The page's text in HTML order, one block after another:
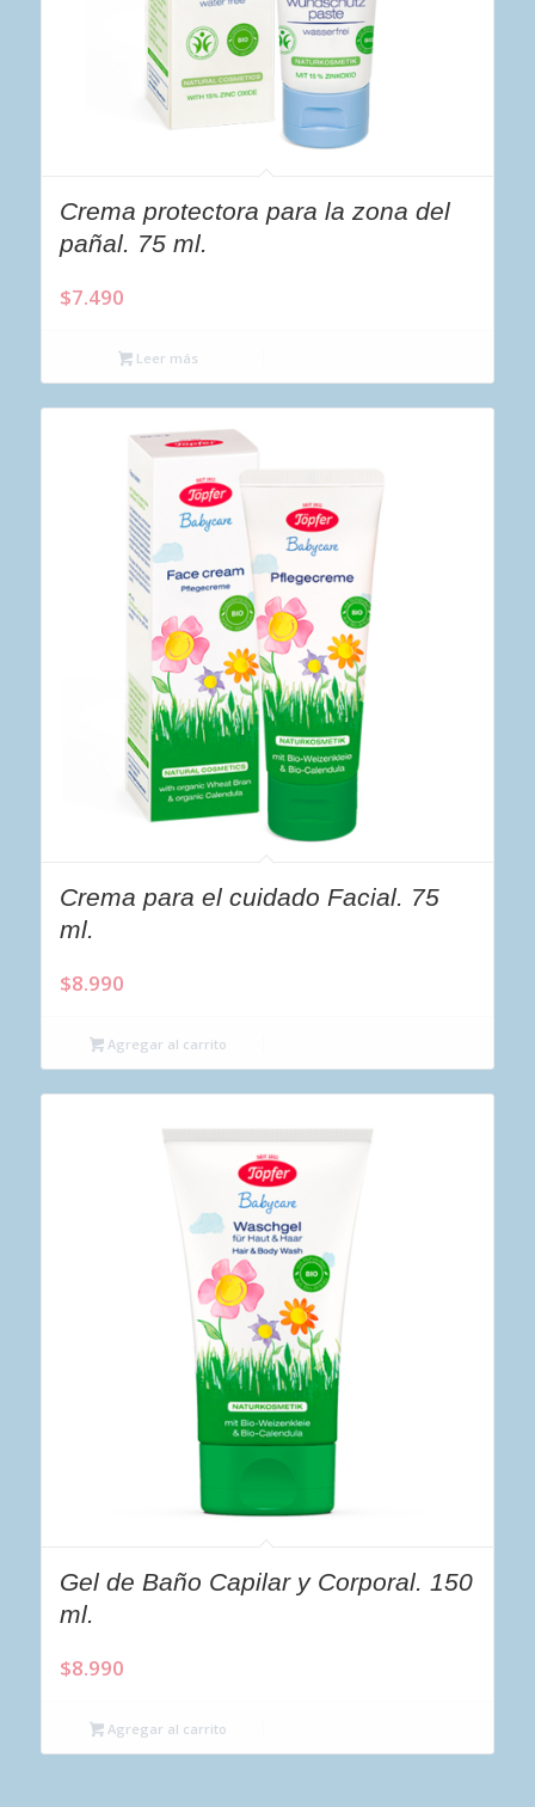
Crema protectora para la zona del
pañal. 75 ml.
$7.490
Leer más
Crema para el cuidado Facial. 75
ml.
$8.990
Agregar al carrito
Gel de Baño Capilar y Corporal. 150
ml.
$8.990
Agregar al carrito